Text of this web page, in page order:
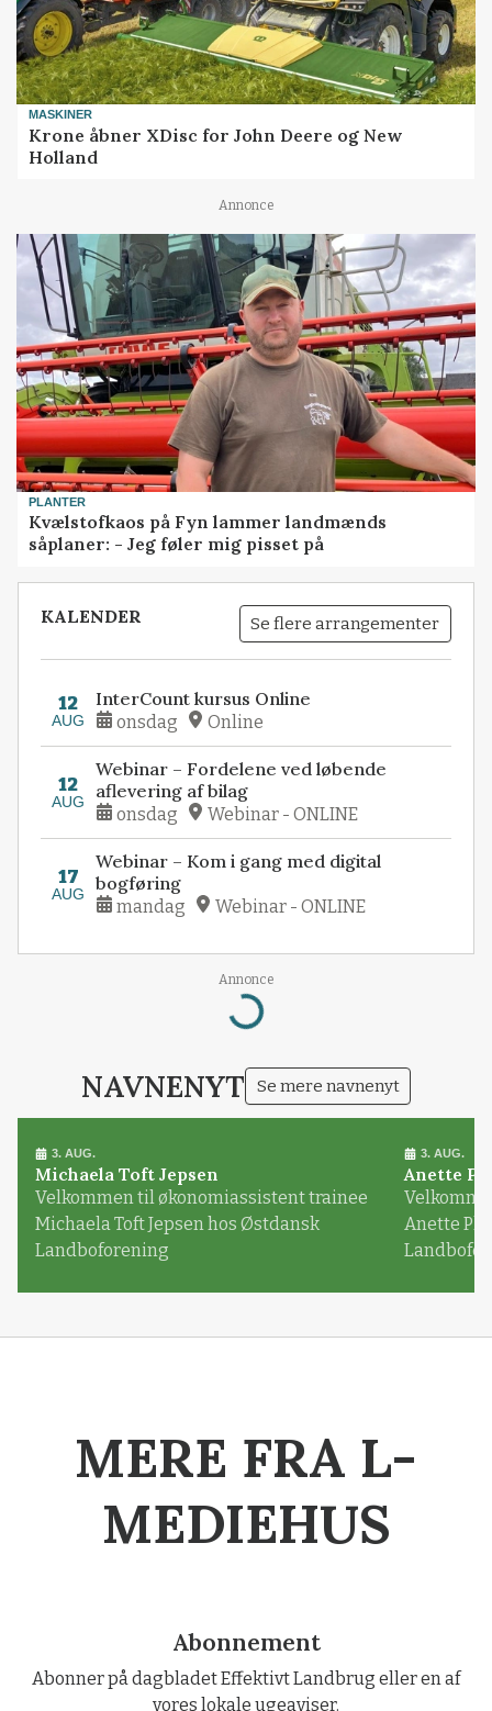
MASKINER
Krone åbner XDisc for John Deere og New
Holland
Annonce
PLANTER
Kvælstofkaos på Fyn lammer landmænds
såplaner: - Jeg føler mig pisset på
KALENDER Se flere arrangementer
12
AUG
InterCount kursus Online
onsdag Online
12
AUG
Webinar – Fordelene ved løbende
aflevering af bilag
onsdag Webinar - ONLINE
17
AUG
Webinar – Kom i gang med digital
bogføring
mandag Webinar - ONLINE
Annonce
Loading...
NAVNENYT Se mere navnenyt
3. AUG.
Michaela Toft Jepsen
Velkommen til økonomiassistent trainee
Michaela Toft Jepsen hos Østdansk
Landboforening
3. AUG.
Anette
Anette
MERE FRA L-
MEDIEHUS
Abonnement
Abonner på dagbladet Effektivt Landbrug eller en af
vores lokale ugeaviser.